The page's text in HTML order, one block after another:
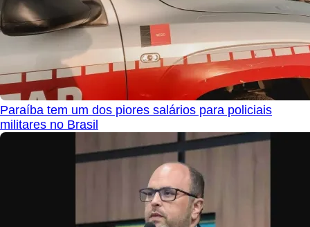
Paraíba tem um dos piores salários para policiais
militares no Brasil